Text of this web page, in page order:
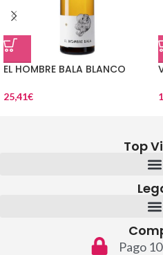
EL HOMBRE BALA BLANCO
25,41€
Top
Pago